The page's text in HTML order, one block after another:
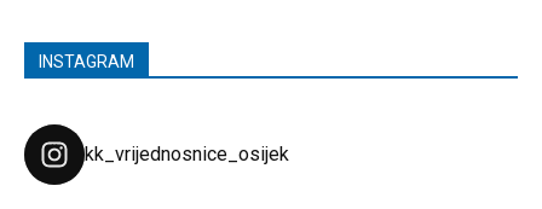
INSTAGRAM
kk_vrijednosnice_osijek